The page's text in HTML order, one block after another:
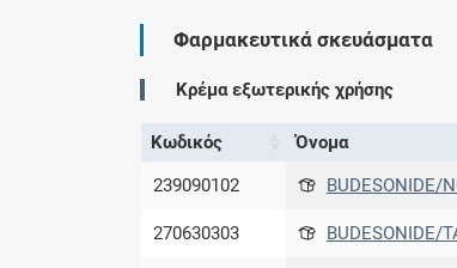
Φαρμακευτικά σκευάσματα
Kρέμα εξωτερικής χρήσης
Κωδικός Όνομα
239090102
BUDESONIDE/
270630303 BUDESONIDE/